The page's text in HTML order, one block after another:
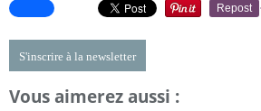
Repost
S'inscrire à la newsletter
Vous aimerez aussi :